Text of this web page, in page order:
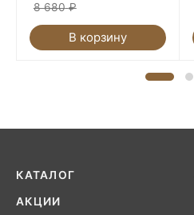
8 680 ₽
В корзину
КАТАЛОГ
АКЦИИ